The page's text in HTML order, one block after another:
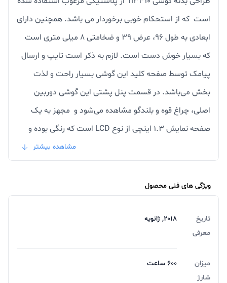
است که از استحکام خوبی برخوردار می باشد. همچنین دارای
ابعادی به طول 96، عرض 39 و ضخامتی 8 میلی متری است
که بسیار خوش دست است. لازم به ذکر است تایپ و ارسال
پیامک توسط صفحه کلید این گوشی بسیار راحت و لذت
بخش می‌باشد. در قسمت پنل پشتی این گوشی دوربین
اصلی، چراغ قوه و بلندگو مشاهده می‌شود و مجهز به یک
صفحه نمایش 1.3 اینچی از نوع LCD است که رنگی بوده و
تصاویری با رزولوشن 320 در 240 پیکسل را به تصویر
با قابلیت فیلمبرداری است و نسبت به قیمت آن کیفیت
قابلیت پشتیبانی از کارت حافظه جانبی نیز برای آن فراهم
مشاهده بیشتر
ویژگی های فنی محصول
تاریخ
معرفی
۲۰۱۸, ژانویه
میزان
شارژ
600 ساعت